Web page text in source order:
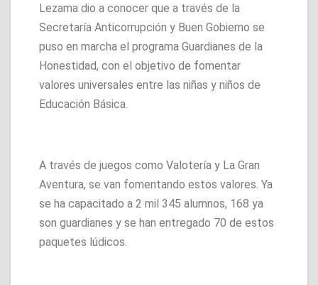
Lezama dio a conocer que a través de la
Secretaría Anticorrupción y Buen Gobierno se
puso en marcha el programa Guardianes de la
Honestidad, con el objetivo de fomentar
valores universales entre las niñas y niños de
Educación Básica.
A través de juegos como Valotería y La Gran
Aventura, se van fomentando estos valores. Ya
se ha capacitado a 2 mil 345 alumnos, 168 ya
son guardianes y se han entregado 70 de estos
paquetes lúdicos.